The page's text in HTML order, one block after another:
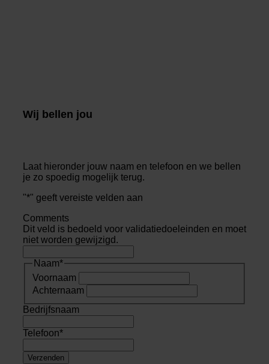
Wij bellen jou
Laat hieronder jouw naam en telefoon en we bellen
je zo spoedig mogelijk terug.
"*" geeft vereiste velden aan
Comments
Dit veld is bedoeld voor validatiedoeleinden en moet
niet worden gewijzigd.
Naam*
Voornaam
Achternaam
Bedrijfsnaam
Telefoon*